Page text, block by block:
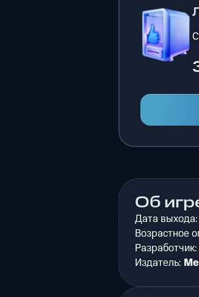
Об
Дата выхода:
Возрастное
Разработчик:
Издатель: